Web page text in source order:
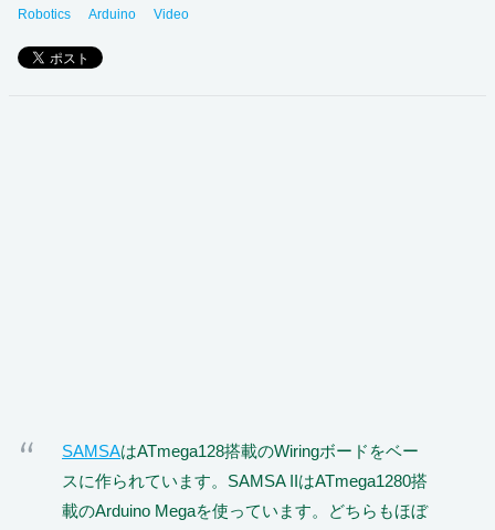
Robotics Arduino Video
SAMSAはATmega128搭載のWiringボードをベー
スに作られています。SAMSA IIはATmega1280搭
載のArduino Megaを使っています。どちらもほぼ